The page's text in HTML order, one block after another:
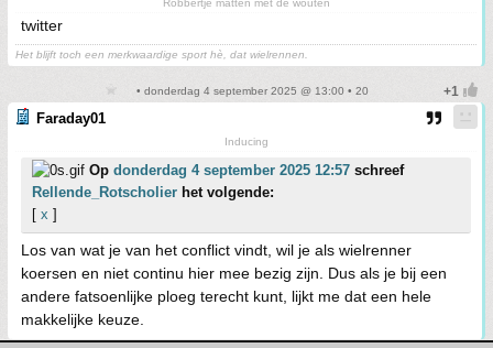
twitter
Het blijft toch een merkwaardige sport hè, dat wielrennen.
• donderdag 4 september 2025 @ 13:00 • 20
Faraday01
Inducing
Op donderdag 4 september 2025 12:57 schreef
Rellende_Rotscholier het volgende:
[ x ]
Los van wat je van het conflict vindt, wil je als wielrenner
koersen en niet continu hier mee bezig zijn. Dus als je bij een
andere fatsoenlijke ploeg terecht kunt, lijkt me dat een hele
makkelijke keuze.